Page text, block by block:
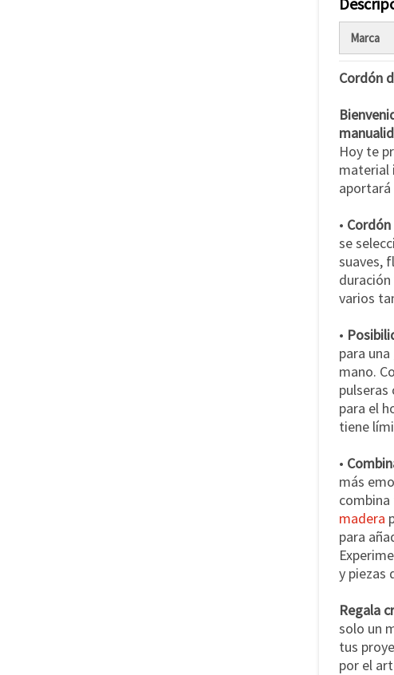
Marca
Cordón
Hoy te
material
aportará
•
se
suaves,
varios
•
para
mano.
para el
tiene
•
más
madera
para
y piezas
Regala
solo un
tus
por el